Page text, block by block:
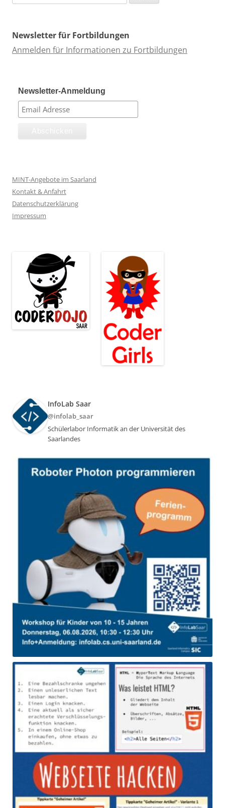
nach:
Newsletter für Fortbildungen
Anmelden für Informationen zu Fortbildungen
Newsletter-Anmeldung
MINT-Angebote im Saarland
Kontakt & Anfahrt
Datenschutzerklärung
Impressum
InfoLab Saar
@infolab_saar
Schülerlabor Informatik an der Universität des
Saarlandes